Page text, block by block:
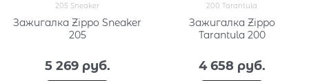
205 Sneaker
Зажигалка Zippo Sneaker
205
5 269 руб.
200 Tarantula
Зажигалка Zippo
Tarantula 200
4 658 руб.